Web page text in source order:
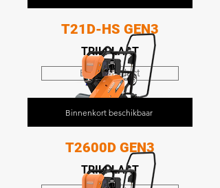
T21D-HS GEN3
TRILPLAAT
Bekijk product
T2600D GEN3
TRILPLAAT
Binnenkort beschikbaar